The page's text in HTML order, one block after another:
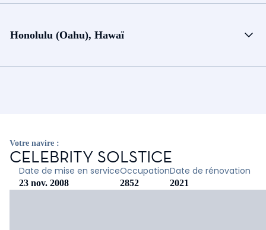
Honolulu (Oahu), Hawaï
Votre navire :
CELEBRITY SOLSTICE
Date de mise en service
23 nov. 2008
Occupation
2852
Date de rénovation
2021